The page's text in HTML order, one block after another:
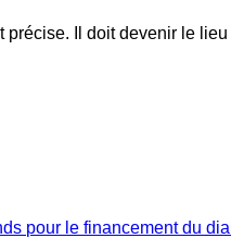
Il doit devenir le
pour le financement du